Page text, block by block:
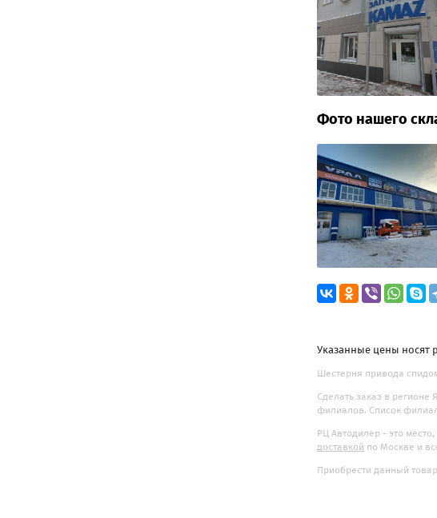
Фото нашего
Указанные цены носят
Шестерня привода
Сделать заказ в
филиалов. Список
РЦ Автодилер - это
доставкой по Москве и
Приобрести данный